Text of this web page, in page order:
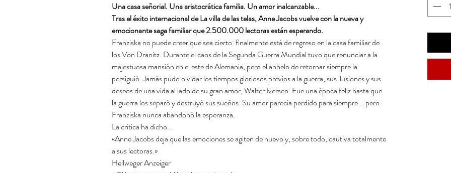
Una casa señorial. Una aristocrática familia. Un amor inalcanzable...
Tras el éxito internacional de La villa de las telas, Anne Jacobs vuelve con la nueva y
emocionante saga familiar que 2.500.000 lectoras están esperando.
Franziska no puede creer que sea cierto: finalmente está de regreso en la casa familiar de
los Von Dranitz. Durante el caos de la Segunda Guerra Mundial tuvo que renunciar a la
majestuosa mansión en el este de Alemania, pero el anhelo de retornar siempre la
persiguió. Jamás pudo olvidar los tiempos gloriosos previos a la guerra, sus ilusiones y sus
deseos de una vida al lado de su gran amor, Walter Iversen. Fue una época feliz hasta que
la guerra los separó y destruyó sus sueños. Su amor parecía perdido para siempre... pero
Franziska nunca abandonó la esperanza.
La crítica ha dicho...
«Anne Jacobs deja que las emociones se agiten de nuevo y, sobre todo, cautiva totalmente
a sus lectoras.»
Hellweger Anzeiger